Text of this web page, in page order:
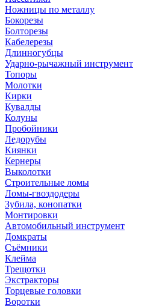
Ножницы по металлу
Бокорезы
Болторезы
Кабелерезы
Длинногубцы
Ударно-рычажный инструмент
Топоры
Молотки
Кирки
Кувалды
Колуны
Пробойники
Ледорубы
Киянки
Кернеры
Выколотки
Строительные ломы
Ломы-гвоздодеры
Зубила, конопатки
Монтировки
Автомобильный инструмент
Домкраты
Съёмники
Клейма
Трещотки
Экстракторы
Торцевые головки
Воротки